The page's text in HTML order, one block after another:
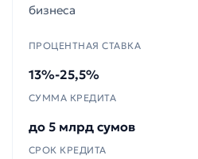
Плохо
бизнеса
ПРОЦЕНТНАЯ СТАВКА
13%-25,5%
СУММА КРЕДИТА
до 5 млрд сумов
СРОК КРЕДИТА